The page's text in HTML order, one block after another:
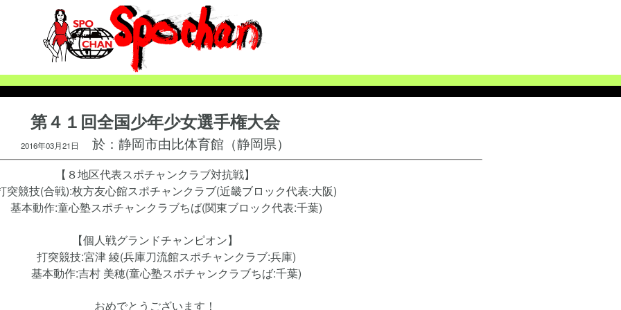
第４１回全国少年少女選手権大会
2016年03月21日 於：静岡市由比体育館（静岡県）
【８地区代表スポチャンクラブ対抗戦】
技(合戦):枚方友心館スポチャンクラブ(近畿ブロック代表:大阪)
動作:童心塾スポチャンクラブちば(関東ブロック代表:千葉)
【個人戦グランドチャンピオン】
打突競技:宮津 綾(兵庫刀流館スポチャンクラブ:兵庫)
基本動作:吉村 美穂(童心塾スポチャンクラブちば:千葉)
おめでとうございます！